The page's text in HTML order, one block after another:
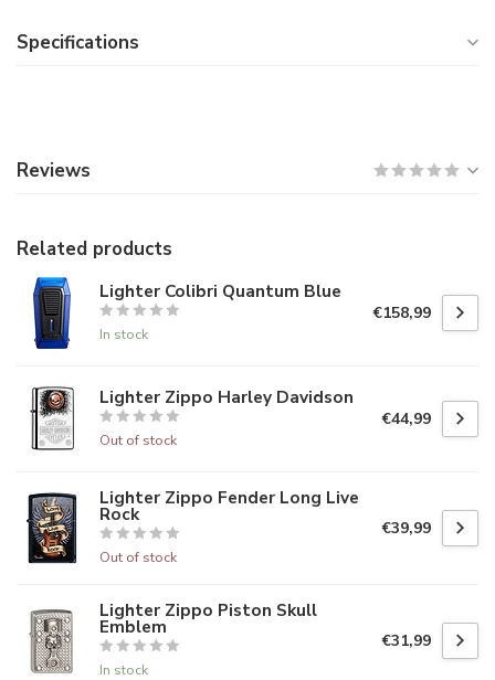
Specifications
Reviews
Related products
Lighter Colibri Quantum Blue
In stock
€158,99
Lighter Zippo Harley Davidson
Out of stock
€44,99
Lighter Zippo Fender Long Live
Rock
Out of stock
€39,99
Lighter Zippo Piston Skull
Emblem
In stock
€31,99